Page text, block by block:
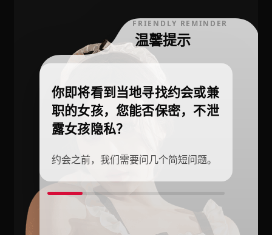
FRIENDLY REMINDER
温馨提示
你即将看到当地寻找约会或兼
职的女孩，您能否保密，不泄
露女孩隐私？
约会之前，我们需要问几个简短问题。